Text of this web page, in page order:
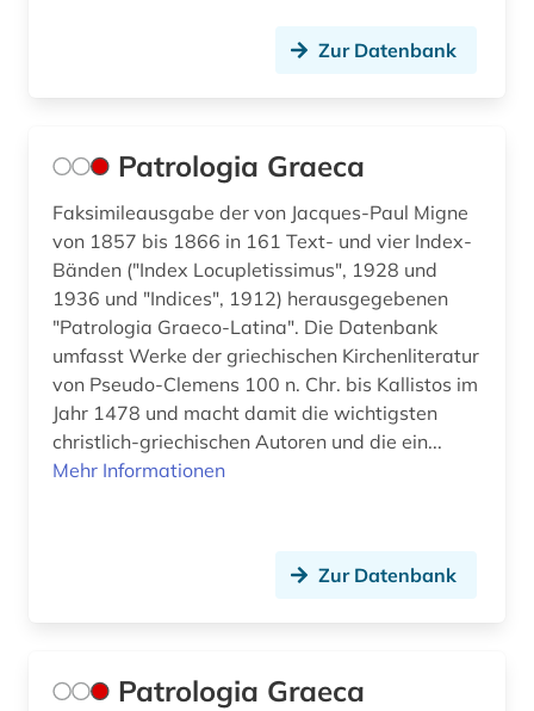
Zur Datenbank
Patrologia Graeca
Faksimileausgabe der von Jacques-Paul Migne
von 1857 bis 1866 in 161 Text- und vier Index-
Bänden ("Index Locupletissimus", 1928 und
1936 und "Indices", 1912) herausgegebenen
"Patrologia Graeco-Latina". Die Datenbank
umfasst Werke der griechischen Kirchenliteratur
von Pseudo-Clemens 100 n. Chr. bis Kallistos im
Jahr 1478 und macht damit die wichtigsten
christlich-griechischen Autoren und die ein...
Mehr Informationen
Zur Datenbank
Patrologia Graeca